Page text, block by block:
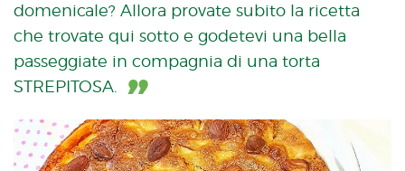
domenicale? Allora provate subito la ricetta
che trovate qui sotto e godetevi una bella
passeggiate in compagnia di una torta
STREPITOSA.